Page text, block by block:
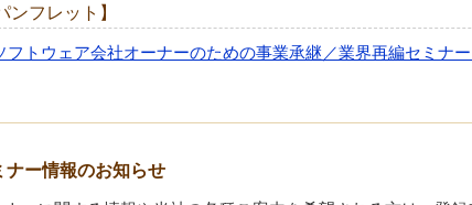
ンフレット】
フトウェア会社オーナーのための事業承継／業界再編セミナ
ナー情報のお知らせ